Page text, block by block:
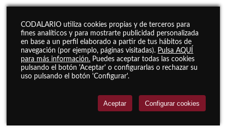
CODALARIO utiliza cookies propias y de terceros para
fines analíticos y para mostrarte publicidad personalizada
en base a un perfil elaborado a partir de tus hábitos de
navegación (por ejemplo, páginas visitadas). Pulsa AQUÍ
para más información. Puedes aceptar todas las cookies
pulsando el botón 'Aceptar' o configurarlas o rechazar su
uso pulsando el botón 'Configurar'.
Aceptar Configurar cookies